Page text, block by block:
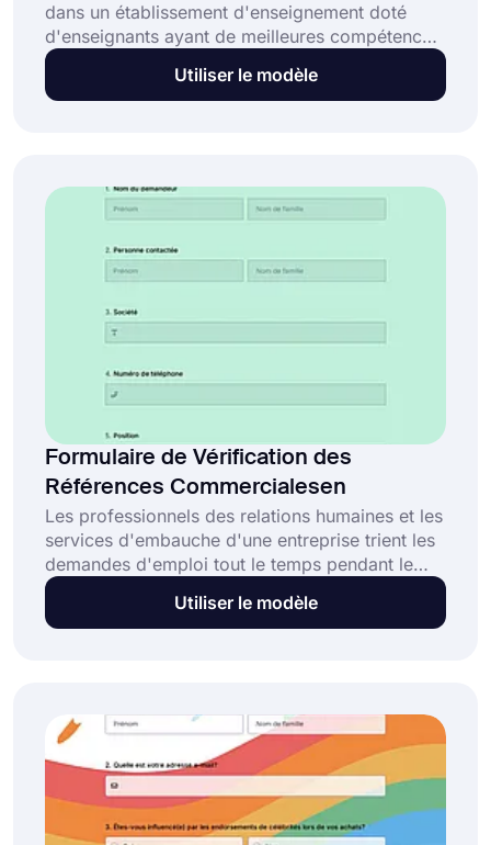
dans un établissement d'enseignement doté
d'enseignants ayant de meilleures compétences
pédagogiques. Il sera plus efficace de
mentionner les comportements positifs dans le
formulaire de demande de recommandation sur
forms.app immédiatement et contribuer à la
Utiliser le modèle
Formulaire de Vérification des
Références Commercialesen
Les professionnels des relations humaines et les
services d'embauche d'une entreprise trient les
demandes d'emploi tout le temps pendant le
processus d'embauche. Les entreprises ont des
normes en matière d'embauche et doivent donc
assurez-vous que le demandeur est légitime.
Utiliser le modèle